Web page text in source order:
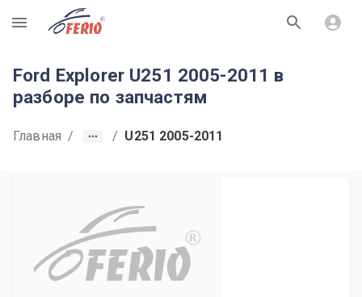
R
Ford Explorer U251 2005-2011 в
разборе по запчастям
Главная / / U251 2005-2011
R